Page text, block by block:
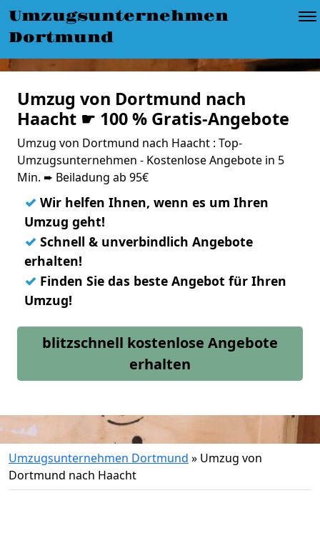
Umzugsunternehmen
Dortmund
Umzug von Dortmund nach
Haacht ☛ 100 % Gratis-Angebote
Umzug von Dortmund nach Haacht : Top-
Umzugsunternehmen - Kostenlose Angebote in 5
Min. ➨ Beiladung ab 95€
✓ Wir helfen Ihnen, wenn es um Ihren
Umzug geht!
✓ Schnell & unverbindlich Angebote
erhalten!
✓ Finden Sie das beste Angebot für Ihren
Umzug!
blitzschnell kostenlose Angebote
erhalten
Umzugsunternehmen Dortmund » Umzug von
Dortmund nach Haacht